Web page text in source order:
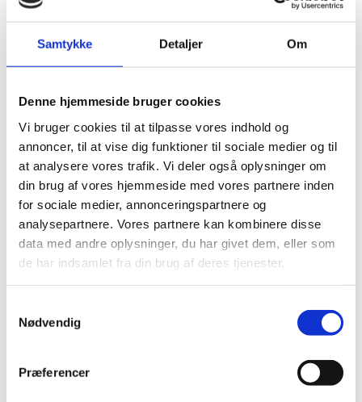
Samtykke Detaljer Om
Denne hjemmeside bruger cookies
Vi bruger cookies til at tilpasse vores indhold og
annoncer, til at vise dig funktioner til sociale medier og til
at analysere vores trafik. Vi deler også oplysninger om
din brug af vores hjemmeside med vores partnere inden
for sociale medier, annonceringspartnere og
analysepartnere. Vores partnere kan kombinere disse
data med andre oplysninger, du har givet dem, eller som
de har indsamlet fra din brug af deres tjenester.
Nødvendig
Præferencer
Få endnu mere indblik i hverdagen i Bang & Beenfeldt. Kom
Eller få praktikantens ord på, hvordan de har oplevet deres
Se mere
Agenda
Når vi siger, at vi er "på tværs" siger vi det også med et glimt i
øjet. For os handler det at være på tværs også om, at vi søger
"status quo" og stille spørgsmålstegn ved om "plejer" er godt